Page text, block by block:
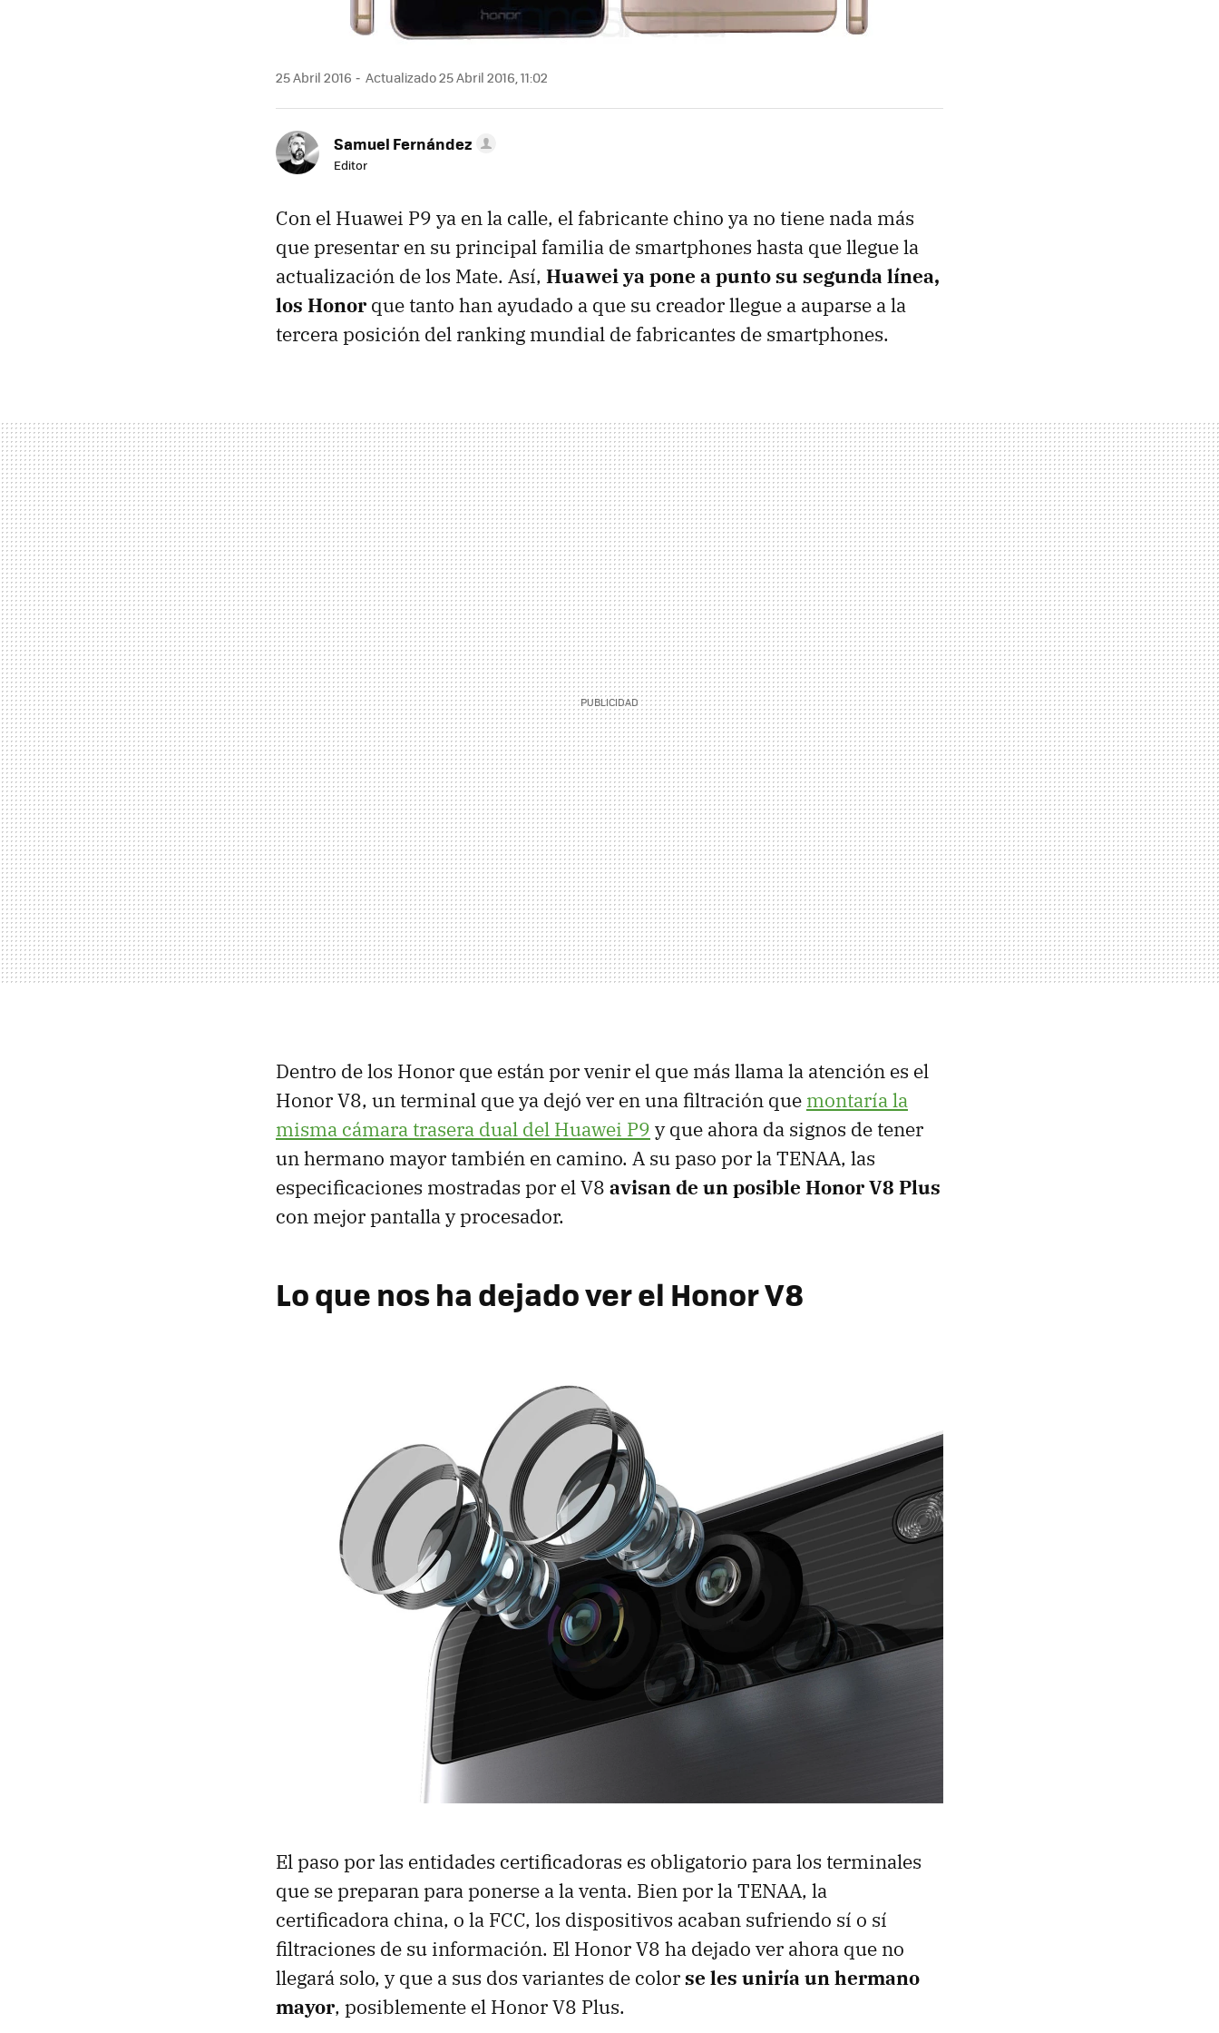
25 Abril 2016 Actualizado 25 Abril 2016, 11:02
Samuel Fernández
Editor
Con el Huawei P9 ya en la calle, el fabricante chino ya no tiene nada más
que presentar en su principal familia de smartphones hasta que llegue la
actualización de los Mate. Así, Huawei ya pone a punto su segunda línea,
los Honor que tanto han ayudado a que su creador llegue a auparse a la
tercera posición del ranking mundial de fabricantes de smartphones.
Dentro de los Honor que están por venir el que más llama la atención es el
Honor V8, un terminal que ya dejó ver en una filtración que montaría la
misma cámara trasera dual del Huawei P9 y que ahora da signos de tener
un hermano mayor también en camino. A su paso por la TENAA, las
especificaciones mostradas por el V8 avisan de un posible Honor V8 Plus
con mejor pantalla y procesador.
Lo que nos ha dejado ver el Honor V8
El paso por las entidades certificadoras es obligatorio para los terminales
que se preparan para ponerse a la venta. Bien por la TENAA, la
certificadora china, o la FCC, los dispositivos acaban sufriendo sí o sí
filtraciones de su información. El Honor V8 ha dejado ver ahora que no
llegará solo, y que a sus dos variantes de colorse les uniría un hermano
mayor, posiblemente el Honor V8 Plus.